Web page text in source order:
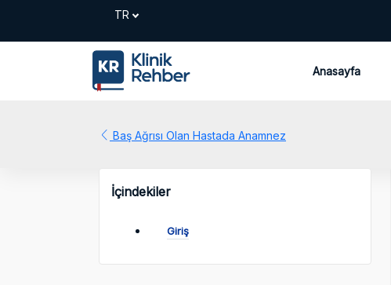
Anasayfa
Baş Ağrısı Olan Hastada Anamnez
İçindekiler
Giriş